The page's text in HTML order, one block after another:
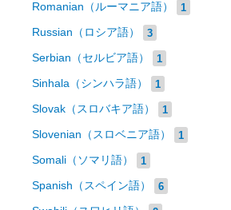
Romanian（ルーマニア語） 1
Russian（ロシア語） 3
Serbian（セルビア語） 1
Sinhala（シンハラ語） 1
Slovak（スロバキア語） 1
Slovenian（スロベニア語） 1
Somali（ソマリ語） 1
Spanish（スペイン語） 6